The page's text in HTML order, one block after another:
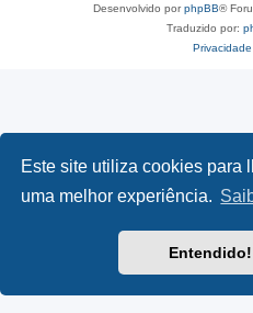
Este site utiliza cookies para
uma melhor experiência.
Entendido!
Desenvolvido porphpBB®
Traduzido por:
Privacidade